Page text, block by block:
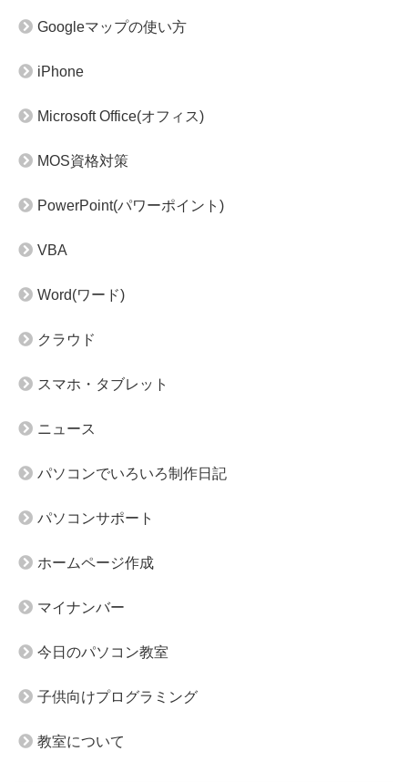
Googleマップの使い方
iPhone
Microsoft Office(オフィス)
MOS資格対策
PowerPoint(パワーポイント)
VBA
Word(ワード)
クラウド
スマホ・タブレット
ニュース
パソコンでいろいろ制作日記
パソコンサポート
ホームページ作成
マイナンバー
今日のパソコン教室
子供向けプログラミング
教室について